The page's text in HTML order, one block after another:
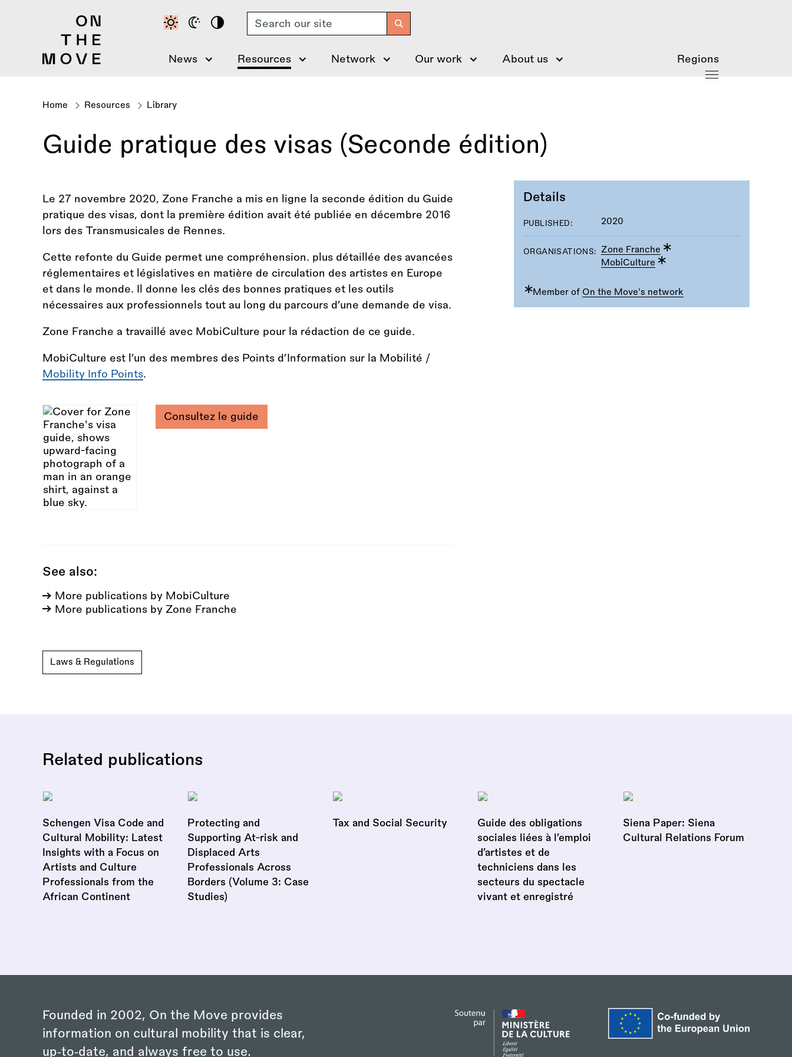
Search
News Resources Network Our work About us Regions
Breadcrumb
Home Resources Library
Guide pratique des visas (Seconde édition)
Details
PUBLISHED: 2020
ORGANISATIONS:
Zone Franche
MobiCulture
∗Member of On the Move's network
Le 27 novembre 2020, Zone Franche a mis en ligne la seconde édition du Guide
pratique des visas, dont la première édition avait été publiée en décembre 2016
lors des Transmusicales de Rennes.
Cette refonte du Guide permet une compréhension. plus détaillée des avancées
réglementaires et législatives en matière de circulation des artistes en Europe
et dans le monde. Il donne les clés des bonnes pratiques et les outils
nécessaires aux professionnels tout au long du parcours d’une demande de visa.
Zone Franche a travaillé avec MobiCulture pour la rédaction de ce guide.
MobiCulture est l’un des membres des Points d’Information sur la Mobilité /
Mobility Info Points.
Consultez le guide
See also:
More publications by MobiCulture
More publications by Zone Franche
Laws & Regulations
Related publications
Schengen Visa Code and
Cultural Mobility: Latest
Insights with a Focus on
Artists and Culture
Professionals from the
African Continent
Protecting and
Supporting At-risk and
Displaced Arts
Professionals Across
Borders (Volume 3: Case
Studies)
Tax and Social Security
Guide des obligations
sociales liées à l’emploi
d’artistes et de
techniciens dans les
secteurs du spectacle
vivant et enregistré
Siena Paper: Siena
Cultural Relations Forum
Founded in 2002, On the Move provides
information on cultural mobility that is clear,
up‑to‑date, and always free to use.